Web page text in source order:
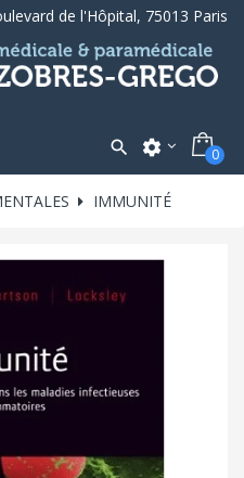
de l'Hôpital, 75013 Paris
 settings 0
IMMUNITÉ